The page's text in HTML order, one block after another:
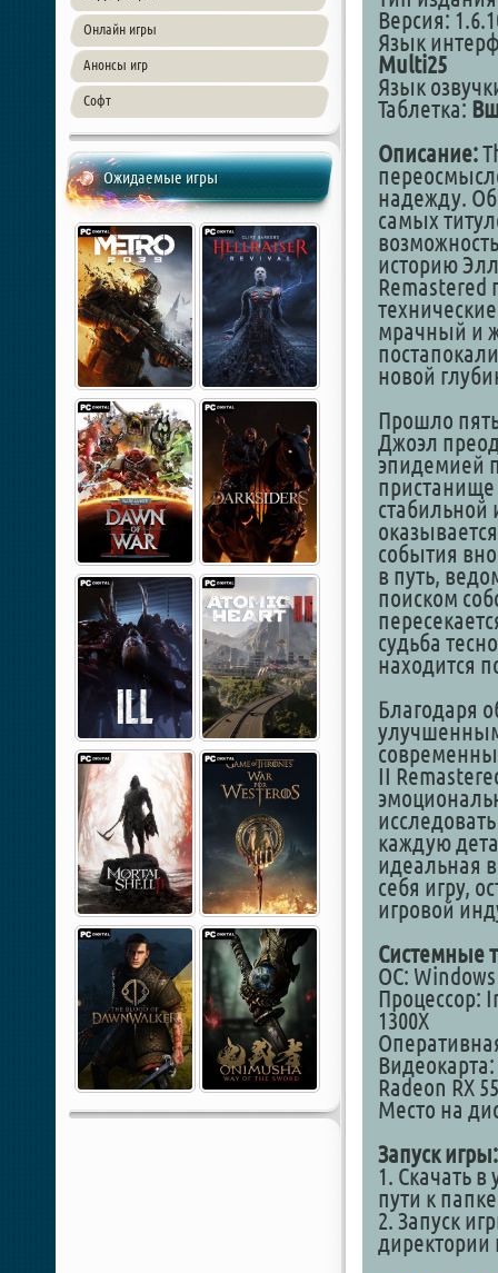
Онлайн игры
Анонсы игр
Софт
Ожидаемые игры
Версия:
Язык
Multi25
Язык
Таблетка:
Описание:
надежду.
самых
историю
Remastered
мрачный и
новой
Прошло
Джоэл
эпидемией
пристанище
стабильной
события
в путь,
поиском
судьба
находится
Благодаря
II
каждую
идеальная
себя игру,
игровой
Системные
ОС: Windows
Процессор:
1300X
Видеокарта:
Radeon RX
Место на
Запуск игры:
1. Скачать
пути к
2. Запуск
директории